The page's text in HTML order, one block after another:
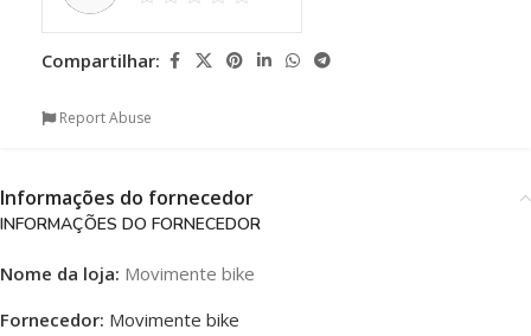
Compartilhar:
Report Abuse
Informações do fornecedor
INFORMAÇÕES DO FORNECEDOR
Nome da loja: Movimente bike
Fornecedor: Movimente bike